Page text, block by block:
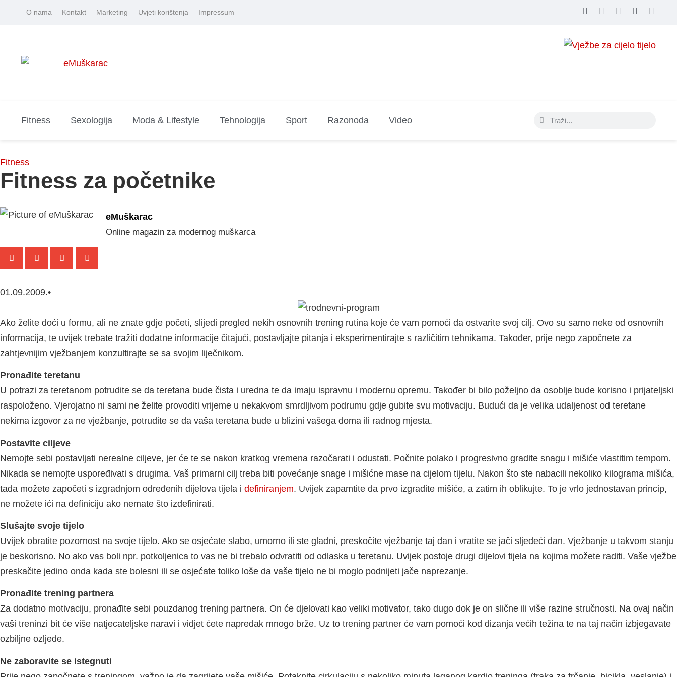
O nama Kontakt Marketing Uvjeti korištenja Impressum
Fitness Sexologija Moda & Lifestyle Tehnologija Sport Razonoda Video
Fitness
Fitness za početnike
eMuškarac
Online magazin za modernog muškarca
01.09.2009.•
Ako želite doći u formu, ali ne znate gdje početi, slijedi pregled nekih osnovnih trening rutina koje će vam pomoći da ostvarite svoj cilj. Ovo su samo neke od osnovnih
informacija, te uvijek trebate tražiti dodatne informacije čitajući, postavljajte pitanja i eksperimentirajte s različitim tehnikama. Također, prije nego započnete za
zahtjevnijim vježbanjem konzultirajte se sa svojim liječnikom.
Pronađite teretanu
U potrazi za teretanom potrudite se da teretana bude čista i uredna te da imaju ispravnu i modernu opremu. Također bi bilo poželjno da osoblje bude korisno i prijateljski
raspoloženo. Vjerojatno ni sami ne želite provoditi vrijeme u nekakvom smrdljivom podrumu gdje gubite svu motivaciju. Budući da je velika udaljenost od teretane
nekima izgovor za ne vježbanje, potrudite se da vaša teretana bude u blizini vašega doma ili radnog mjesta.
Postavite ciljeve
Nemojte sebi postavljati nerealne ciljeve, jer će te se nakon kratkog vremena razočarati i odustati. Počnite polako i progresivno gradite snagu i mišiće vlastitim tempom.
Nikada se nemojte uspoređivati s drugima. Vaš primarni cilj treba biti povećanje snage i mišićne mase na cijelom tijelu. Nakon što ste nabacili nekoliko kilograma mišića,
tada možete započeti s izgradnjom određenih dijelova tijela i definiranjem. Uvijek zapamtite da prvo izgradite mišiće, a zatim ih oblikujte. To je vrlo jednostavan princip,
ne možete ići na definiciju ako nemate što izdefinirati.
Slušajte svoje tijelo
Uvijek obratite pozornost na svoje tijelo. Ako se osjećate slabo, umorno ili ste gladni, preskočite vježbanje taj dan i vratite se jači sljedeći dan. Vježbanje u takvom stanju
je beskorisno. No ako vas boli npr. potkoljenica to vas ne bi trebalo odvratiti od odlaska u teretanu. Uvijek postoje drugi dijelovi tijela na kojima možete raditi. Vaše vježbe
preskačite jedino onda kada ste bolesni ili se osjećate toliko loše da vaše tijelo ne bi moglo podnijeti jače naprezanje.
Pronađite trening partnera
Za dodatno motivaciju, pronađite sebi pouzdanog trening partnera. On će djelovati kao veliki motivator, tako dugo dok je on slične ili više razine stručnosti. Na ovaj način
vaši treninzi bit će više natjecateljske naravi i vidjet ćete napredak mnogo brže. Uz to trening partner će vam pomoći kod dizanja većih težina te na taj način izbjegavate
ozbiljne ozljede.
Ne zaboravite se istegnuti